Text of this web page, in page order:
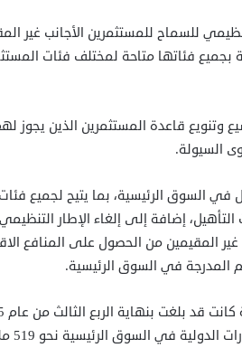
للسماح للمستثمرين الأجانب غير
بجميع فئاتها متاحة لمختلف فئات
قاعدة المستثمرين الذين يجوز
السيولة.
السوق الرئيسية، بما يتيح لجميع
إضافة إلى إلغاء الإطار
غير المقيمين من الحصول على المنافع
المدرجة في السوق الرئيسية.
590 مليار